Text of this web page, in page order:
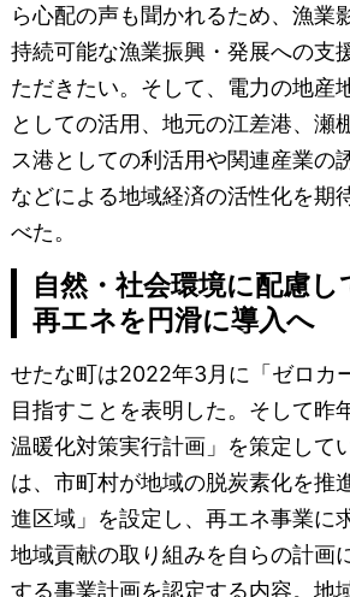
ら心配の声も聞かれるため、漁業
持続可能な漁業振興・発展への支
ただきたい。そして、電力の地産
としての活用、地元の江差港、瀬
ス港としての利活用や関連産業の
などによる地域経済の活性化を期
べた。
自然・社会環境に配慮し
再エネを円滑に導入へ
せたな町は2022年3月に「ゼロカ
目指すことを表明した。そして昨
温暖化対策実行計画」を策定して
は、市町村が地域の脱炭素化を推
進区域」を設定し、再エネ事業に
地域貢献の取り組みを自らの計画
する事業計画を認定する内容。地